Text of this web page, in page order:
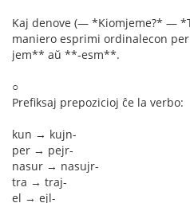
Kaj denove (— *Kiomjeme?* —
maniero esprimi ordinalecon
jem** aŭ **-esm**.
○
Prefiksaj prepozicioj ĉe la verbo:
kun → kujn-
per → pejr-
nasur → nasujr-
tra → traj-
el → ejl-